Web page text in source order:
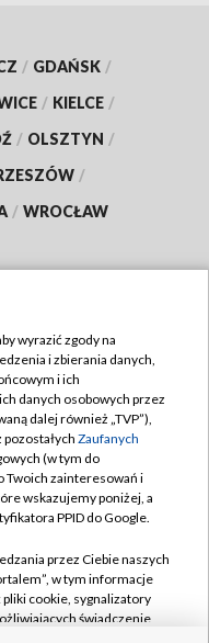
/ GDAŃSK /
/ KIELCE /
/ OLSZTYN /
/
/ WROCŁAW
wyrazić zgody na
i zbierania danych,
i ich
danych osobowych przez
dalej również „TVP”),
pozostałych Zaufanych
(w tym do
Twoich zainteresowań i
wskazujemy poniżej, a
PPID do Google.
przez Ciebie naszych
w tym informacje
cookie, sygnalizatory
świadczenie